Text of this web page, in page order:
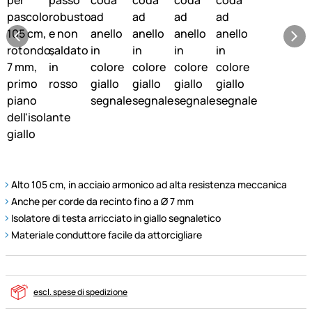
Alto 105 cm, in acciaio armonico ad alta resistenza meccanica
Anche per corde da recinto fino a Ø 7 mm
Isolatore di testa arricciato in giallo segnaletico
Materiale conduttore facile da attorcigliare
escl. spese di spedizione